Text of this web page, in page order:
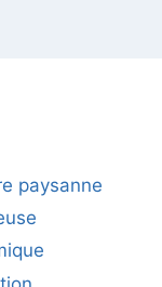
paysanne